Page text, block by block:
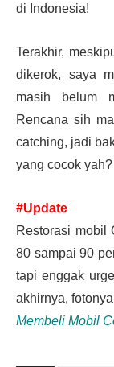
di Indonesia!
Terakhir,
dikerok, saya
masih belum
Rencana sih
catching, jadi
yang cocok yah?
#Update
Restorasi mobil
80 sampai 90
tapi enggak
akhirnya,
Membeli Mobil